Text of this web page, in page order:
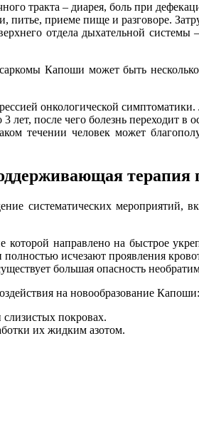
тракта – диарея, боль при
приеме пище и разговоре.
отдела дыхательной
Капоши может быть
онкологической
лет, после чего болезнь переходит
течении человек может
систематических
которой направлено на быстрое
исчезают проявления
большая опасность
на новообразование Капоши:
покровах.
их жидким азотом.